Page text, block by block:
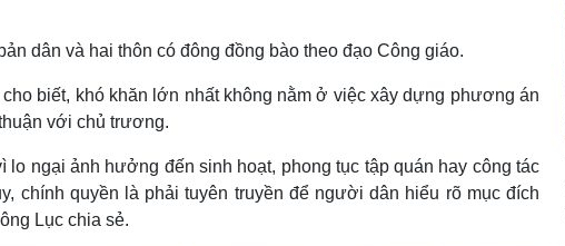
dân và hai thôn có đông đồng bào theo đạo Công giáo.
biết, khó khăn lớn nhất không nằm ở việc xây dựng phương án
với chủ trương.
ngại ảnh hưởng đến sinh hoạt, phong tục tập quán hay công tác
chính quyền là phải tuyên truyền để người dân hiểu rõ mục đích
Lục chia sẻ.